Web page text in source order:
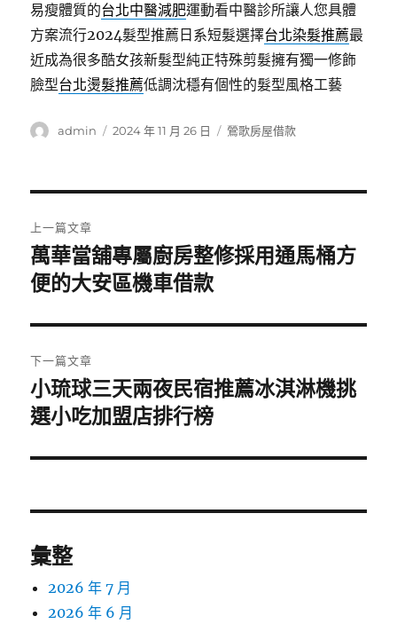
易瘦體質的台北中醫減肥運動看中醫診所讓人您具體
方案流行2024髮型推薦日系短髮選擇台北染髮推薦最
近成為很多酷女孩新髮型純正特殊剪髮擁有獨一修飾
臉型台北燙髮推薦低調沈穩有個性的髮型風格工藝
作
admin
發
2024 年 11 月 26 日
分
鶯歌房屋借款
章
導
覽
上一篇文章
上
一
文
章:
萬華當舖專屬廚房整修採用通馬桶方
便的大安區機車借款
下一篇文章
下
一
文
小琉球三天兩夜民宿推薦冰淇淋機挑
選小吃加盟店排行榜
彙整
2026 年 7 月
2026 年 6 月